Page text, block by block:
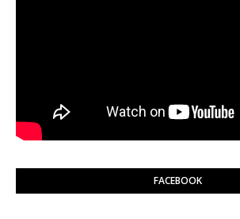
FACEBOOK